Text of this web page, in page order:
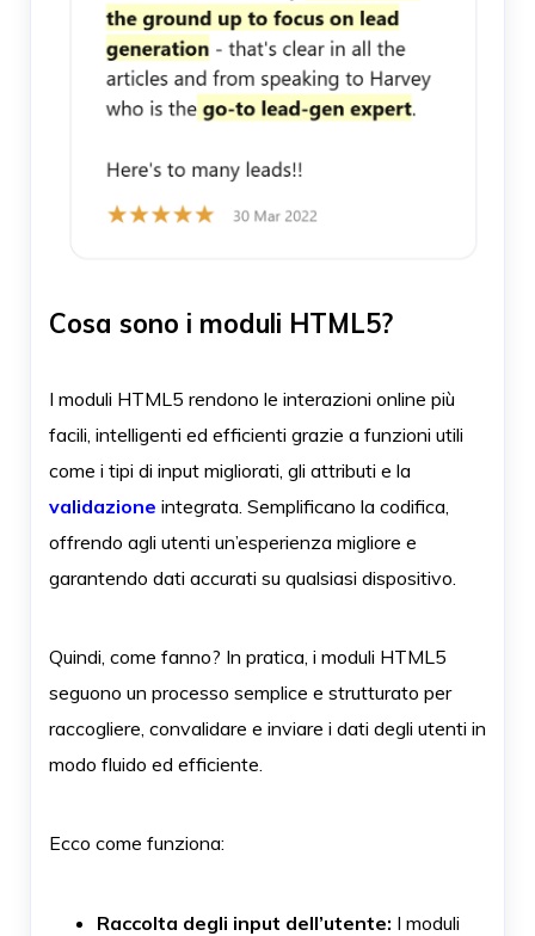
Cosa sono i moduli HTML5?
I moduli HTML5 rendono le interazioni online più
facili, intelligenti ed efficienti grazie a funzioni utili
come i tipi di input migliorati, gli attributi e la
validazione integrata. Semplificano la codifica,
offrendo agli utenti un’esperienza migliore e
garantendo dati accurati su qualsiasi dispositivo.
Quindi, come fanno? In pratica, i moduli HTML5
seguono un processo semplice e strutturato per
raccogliere, convalidare e inviare i dati degli utenti in
modo fluido ed efficiente.
Ecco come funziona:
Raccolta degli input dell’utente: I moduli